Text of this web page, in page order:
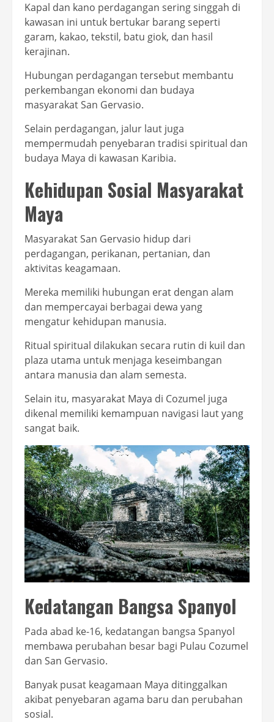
Kapal dan kano perdagangan sering singgah di
kawasan ini untuk bertukar barang seperti
garam, kakao, tekstil, batu giok, dan hasil
kerajinan.
Hubungan perdagangan tersebut membantu
perkembangan ekonomi dan budaya
masyarakat San Gervasio.
Selain perdagangan, jalur laut juga
mempermudah penyebaran tradisi spiritual dan
budaya Maya di kawasan Karibia.
Kehidupan Sosial Masyarakat
Maya
Masyarakat San Gervasio hidup dari
perdagangan, perikanan, pertanian, dan
aktivitas keagamaan.
Mereka memiliki hubungan erat dengan alam
dan mempercayai berbagai dewa yang
mengatur kehidupan manusia.
Ritual spiritual dilakukan secara rutin di kuil dan
plaza utama untuk menjaga keseimbangan
antara manusia dan alam semesta.
Selain itu, masyarakat Maya di Cozumel juga
dikenal memiliki kemampuan navigasi laut yang
sangat baik.
Kedatangan Bangsa Spanyol
Pada abad ke-16, kedatangan bangsa Spanyol
membawa perubahan besar bagi Pulau Cozumel
dan San Gervasio.
Banyak pusat keagamaan Maya ditinggalkan
akibat penyebaran agama baru dan perubahan
sosial.